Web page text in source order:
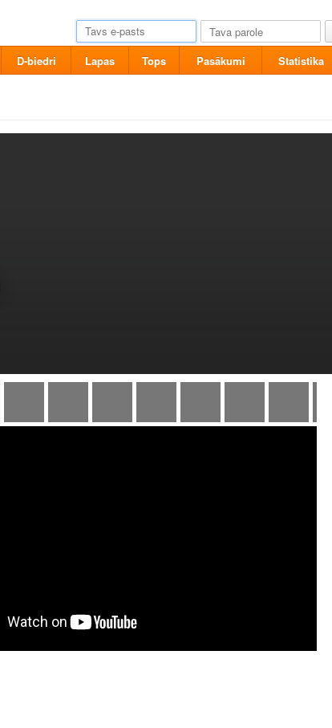
D-biedri Lapas Tops Pasākumi Statistika